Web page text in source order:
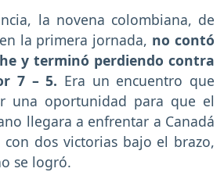
la novena colombiana, de
la primera jornada, no contó
y terminó perdiendo contra
7 – 5. Era un encuentro que
una oportunidad para que el
llegara a enfrentar a Canadá
con dos victorias bajo el brazo,
se logró.